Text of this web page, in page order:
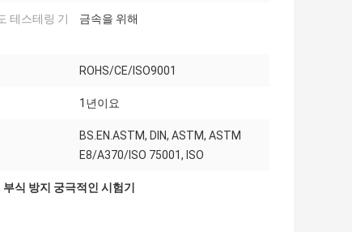
테스테링 기
금속을 위해
ROHS/CE/ISO9001
1년이요
BS.EN.ASTM, DIN, ASTM, ASTM
E8/A370/ISO 75001, ISO
부식 방지 궁극적인 시험기